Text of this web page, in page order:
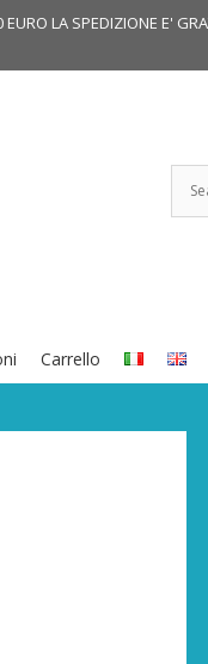
LA SPEDIZIONE E'
Carrello